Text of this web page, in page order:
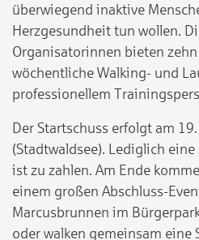
überwiegend inaktive
Herzgesundheit tun wollen.
Organisatorinnen bieten
wöchentliche Walking- und
professionellem
Der Startschuss erfolgt am
(Stadtwaldsee). Lediglich
ist zu zahlen. Am Ende
einem großen Abschluss-
Marcusbrunnen im
oder walken gemeinsam eine